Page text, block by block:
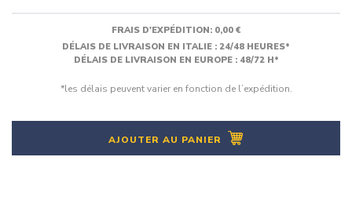
FRAIS D'EXPÉDITION: 0,00 €
DÉLAIS DE LIVRAISON EN ITALIE : 24/48 HEURES*
DÉLAIS DE LIVRAISON EN EUROPE : 48/72 H*
*les délais peuvent varier en fonction de l’expédition.
AJOUTER AU PANIER